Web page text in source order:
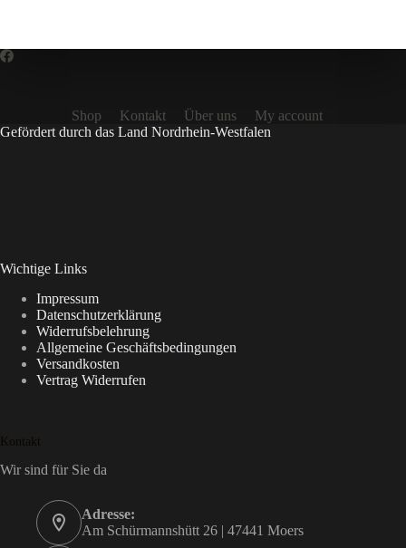
Shop Kontakt Über uns
My account
Gefördert durch das Land Nordrhein-Westfalen
Wichtige Links
Impressum
Datenschutzerklärung
Widerrufsbelehrung
Allgemeine Geschäftsbedingungen
Versandkosten
Vertrag Widerrufen
Kontakt
Wir sind für Sie da
Adresse:
Am Schürmannshütt 26 | 47441 Moers